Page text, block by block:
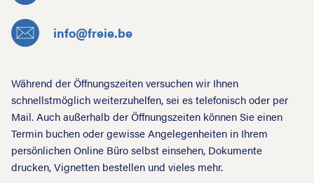
info@freie.be
Während der Öffnungszeiten versuchen wir Ihnen
schnellstmöglich weiterzuhelfen, sei es telefonisch oder per
Mail. Auch außerhalb der Öffnungszeiten können Sie einen
Termin buchen oder gewisse Angelegenheiten in Ihrem
persönlichen Online Büro selbst einsehen, Dokumente
drucken, Vignetten bestellen und vieles mehr.